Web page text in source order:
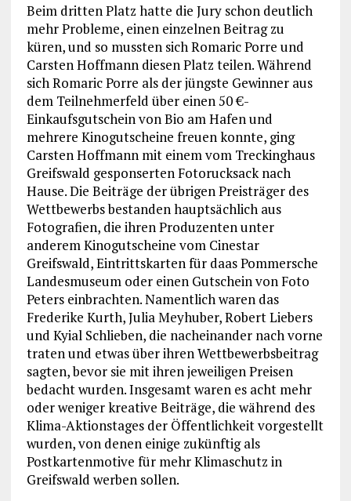
Beim dritten Platz hatte die Jury schon deutlich
mehr Probleme, einen einzelnen Beitrag zu
küren, und so mussten sich Romaric Porre und
Carsten Hoffmann diesen Platz teilen. Während
sich Romaric Porre als der jüngste Gewinner aus
dem Teilnehmerfeld über einen 50 €-
Einkaufsgutschein von Bio am Hafen und
mehrere Kinogutscheine freuen konnte, ging
Carsten Hoffmann mit einem vom Treckinghaus
Greifswald gesponserten Fotorucksack nach
Hause. Die Beiträge der übrigen Preisträger des
Wettbewerbs bestanden hauptsächlich aus
Fotografien, die ihren Produzenten unter
anderem Kinogutscheine vom Cinestar
Greifswald, Eintrittskarten für daas Pommersche
Landesmuseum oder einen Gutschein von Foto
Peters einbrachten. Namentlich waren das
Frederike Kurth, Julia Meyhuber, Robert Liebers
und Kyial Schlieben, die nacheinander nach vorne
traten und etwas über ihren Wettbewerbsbeitrag
sagten, bevor sie mit ihren jeweiligen Preisen
bedacht wurden. Insgesamt waren es acht mehr
oder weniger kreative Beiträge, die während des
Klima-Aktionstages der Öffentlichkeit vorgestellt
wurden, von denen einige zukünftig als
Postkartenmotive für mehr Klimaschutz in
Greifswald werben sollen.